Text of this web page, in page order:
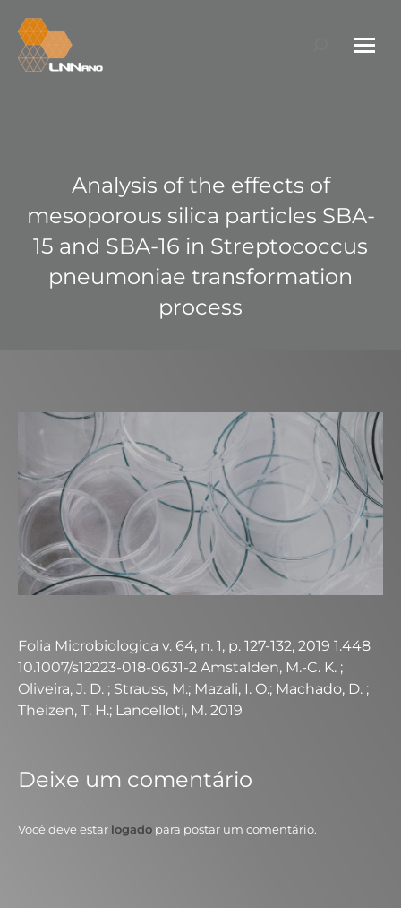
Search:
Analysis of the effects of
mesoporous silica particles SBA-
15 and SBA-16 in Streptococcus
pneumoniae transformation
process
Folia Microbiologica v. 64, n. 1, p. 127-132, 2019 1.448
10.1007/s12223-018-0631-2 Amstalden, M.-C. K. ;
Oliveira, J. D. ; Strauss, M.; Mazali, I. O.; Machado, D. ;
Theizen, T. H.; Lancelloti, M. 2019
Deixe um comentário
Você deve estar logado para postar um comentário.